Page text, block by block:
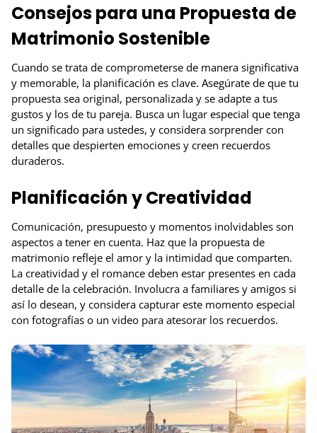
Consejos para una Propuesta de
Matrimonio Sostenible
Cuando se trata de comprometerse de manera significativa
y memorable, la planificación es clave. Asegúrate de que tu
propuesta sea original, personalizada y se adapte a tus
gustos y los de tu pareja. Busca un lugar especial que tenga
un significado para ustedes, y considera sorprender con
detalles que despierten emociones y creen recuerdos
duraderos.
Planificación y Creatividad
Comunicación, presupuesto y momentos inolvidables son
aspectos a tener en cuenta. Haz que la propuesta de
matrimonio refleje el amor y la intimidad que comparten.
La creatividad y el romance deben estar presentes en cada
detalle de la celebración. Involucra a familiares y amigos si
así lo desean, y considera capturar este momento especial
con fotografías o un video para atesorar los recuerdos.